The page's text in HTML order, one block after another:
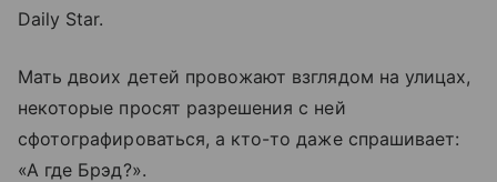
Daily Star.
Мать двоих детей провожают взглядом на улицах,
некоторые просят разрешения с ней
сфотографироваться, а кто-то даже спрашивает:
«А где Брэд?».